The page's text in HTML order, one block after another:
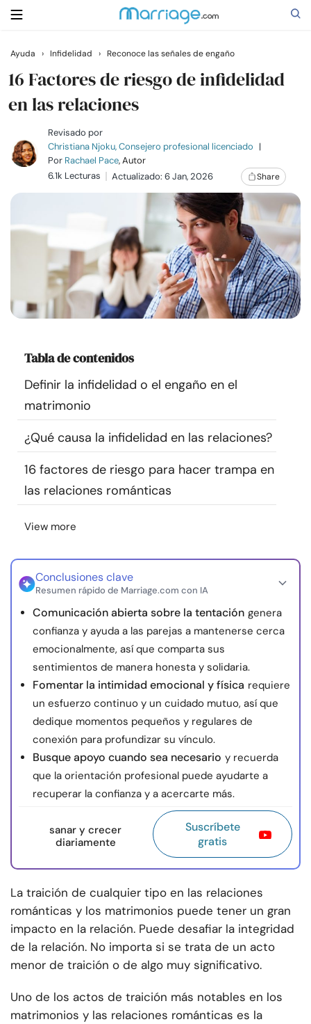
Buscar
Casarse
Relaciones
Ayuda
Cursos
Comunidad
Encuentra un terapeuta
Idioma
Sobre nosotros Contáctanos Escríbenos
Publicidad con
nosotros
Ayuda › Infidelidad › Reconoce las señales de engaño
16 Factores de riesgo de infidelidad
en las relaciones
Revisado por
Christiana Njoku, Consejero profesional licenciado |
Por Rachael Pace, Autor
6.1k Lecturas
Actualizado: 6 Jan, 2026 Share
Tabla de contenidos
Definir la infidelidad o el engaño en el
matrimonio
¿Qué causa la infidelidad en las relaciones?
16 factores de riesgo para hacer trampa en
las relaciones románticas
View more
Conclusiones clave
Resumen rápido de Marriage.com con IA
Comunicación abierta sobre la tentación genera
confianza y ayuda a las parejas a mantenerse cerca
emocionalmente, así que comparta sus
sentimientos de manera honesta y solidaria.
Fomentar la intimidad emocional y física requiere
un esfuerzo continuo y un cuidado mutuo, así que
dedique momentos pequeños y regulares de
conexión para profundizar su vínculo.
Busque apoyo cuando sea necesario y recuerda
que la orientación profesional puede ayudarte a
recuperar la confianza y a acercarte más.
sanar y crecer
diariamente
Suscríbete
gratis
La traición de cualquier tipo en las relaciones
románticas y los matrimonios puede tener un gran
impacto en la relación. Puede desafiar la integridad
de la relación. No importa si se trata de un acto
menor de traición o de algo muy significativo.
Uno de los actos de traición más notables en los
matrimonios y las relaciones románticas es la